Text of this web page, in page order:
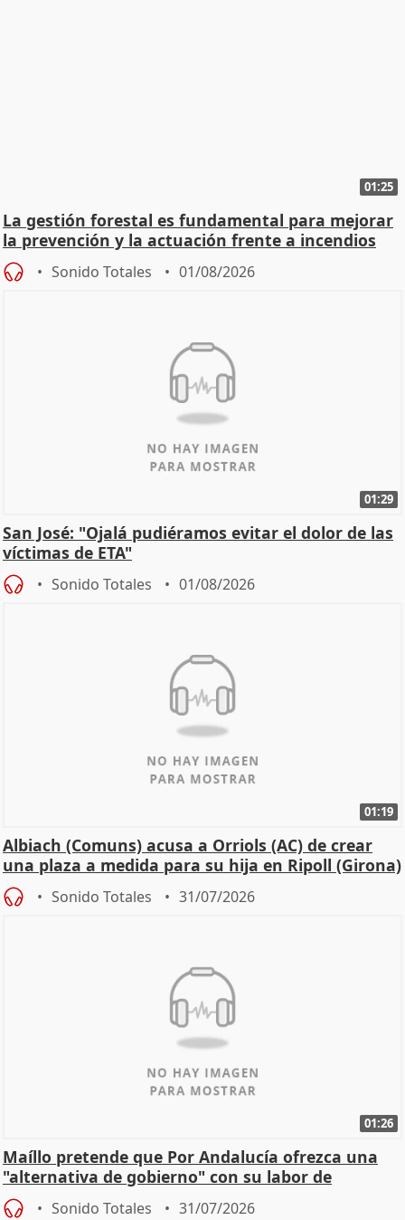
01:25
La gestión forestal es fundamental para mejorar
la prevención y la actuación frente a incendios
Sonido Totales 01/08/2026
01:29
San José: "Ojalá pudiéramos evitar el dolor de las
víctimas de ETA"
Sonido Totales 01/08/2026
01:19
Albiach (Comuns) acusa a Orriols (AC) de crear
una plaza a medida para su hija en Ripoll (Girona)
Sonido Totales 31/07/2026
01:26
Maíllo pretende que Por Andalucía ofrezca una
"alternativa de gobierno" con su labor de
oposición
Sonido Totales 31/07/2026